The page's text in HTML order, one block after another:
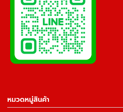
หมวดหมู่สินค้า